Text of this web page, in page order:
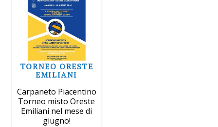
TORNEO ORESTE
EMILIANI
Carpaneto Piacentino
Torneo misto Oreste
Emiliani nel mese di
giugno!